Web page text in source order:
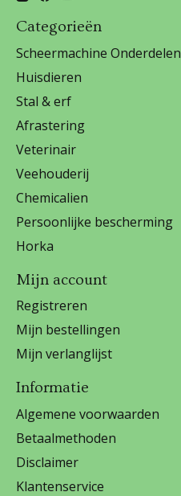
Categorieën
Scheermachine Onderdelen
Huisdieren
Stal & erf
Afrastering
Veterinair
Veehouderij
Chemicalien
Persoonlijke bescherming
Horka
Mijn account
Registreren
Mijn bestellingen
Mijn verlanglijst
Informatie
Algemene voorwaarden
Betaalmethoden
Disclaimer
Klantenservice